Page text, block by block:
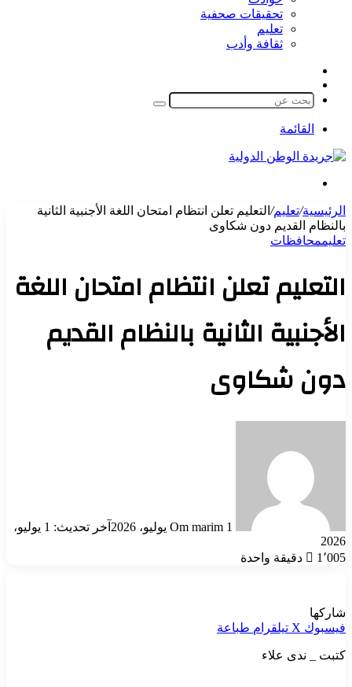
تحقيقات صحفية
تعليم
ثقافة وأدب
المظلم
بحث
القائمة
الرئيسية/تعليم/ التعليم تعلن انتظام امتحان اللغة الأجنبية الثانية
بالنظام القديم دون شكاوى
تعليممحافظات
التعليم تعلن انتظام امتحان اللغة
الأجنبية الثانية بالنظام القديم
دون شكاوى
Om marim 1 يوليو، 2026
آخر تحديث: 1 يوليو،
2026
1٬005
دقيقة واحدة
شاركها
فيسبوك ‫X تيلقرام طباعة
كتبت _ ندى علاء